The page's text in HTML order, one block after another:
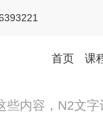
首页 课
些内容，N2文